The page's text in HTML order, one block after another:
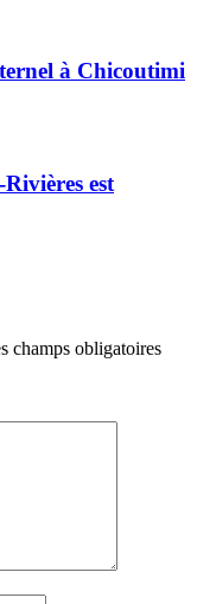
à Chicoutimi
est
champs obligatoires